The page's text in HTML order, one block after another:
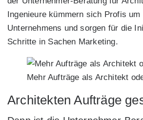
Ingenieure kümmern sich Profis um
Unternehmens und sorgen für die
Schritte in Sachen Marketing.
Mehr Aufträge als Architekt
Architekten Aufträge